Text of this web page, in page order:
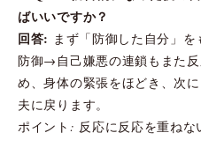
ばいいですか？
回答: まず「防御した自分」を
防御→自己嫌悪の連鎖もまた
め、身体の緊張をほどき、次
夫に戻ります。
ポイント: 反応に反応を重ねな